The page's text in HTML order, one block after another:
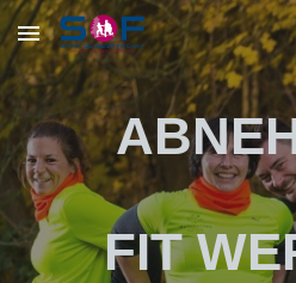
Skip to main content
FIT